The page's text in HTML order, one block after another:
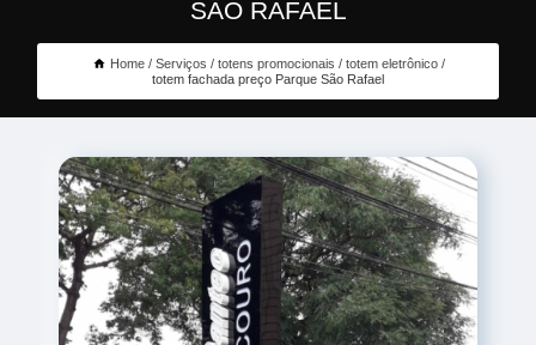
SÃO RAFAEL
Home Serviços totens promocionais
totem eletrônico
totem fachada preço Parque São Rafael